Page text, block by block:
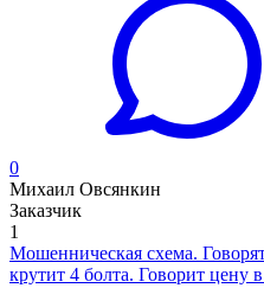
0
Михаил Овсянкин
Заказчик
1
Мошенническая схема.
крутит 4 болта. Говорит цену